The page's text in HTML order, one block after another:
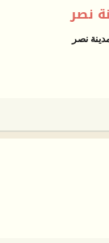
نصر
نصر